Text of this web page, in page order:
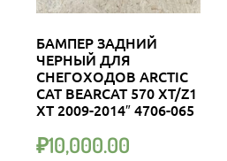
БАМПЕР ЗАДНИЙ
ЧЕРНЫЙ ДЛЯ
СНЕГОХОДОВ ARCTIC
CAT BEARCAT 570 XT/Z1
XT 2009-2014″ 4706-065
₽10,000.00